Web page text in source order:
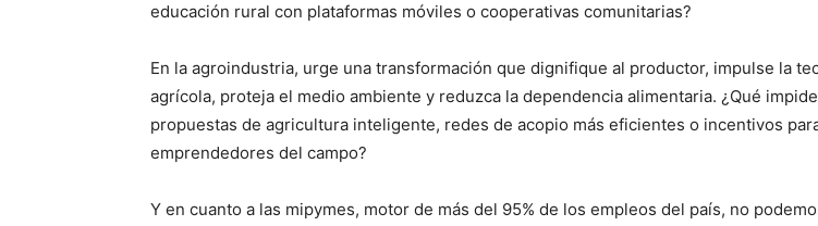
educación rural con plataformas móviles o cooperativas comunitarias?
En la agroindustria, urge una transformación que dignifique al productor, impulse la
agrícola, proteja el medio ambiente y reduzca la dependencia alimentaria. ¿Qué
propuestas de agricultura inteligente, redes de acopio más eficientes o incentivos
emprendedores del campo?
Y en cuanto a las mipymes, motor de más del 95% de los empleos del país, no